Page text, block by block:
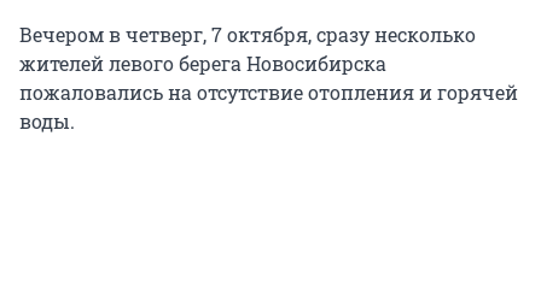
Вечером в четверг, 7 октября, сразу несколько
жителей левого берега Новосибирска
пожаловались на отсутствие отопления и горячей
воды.